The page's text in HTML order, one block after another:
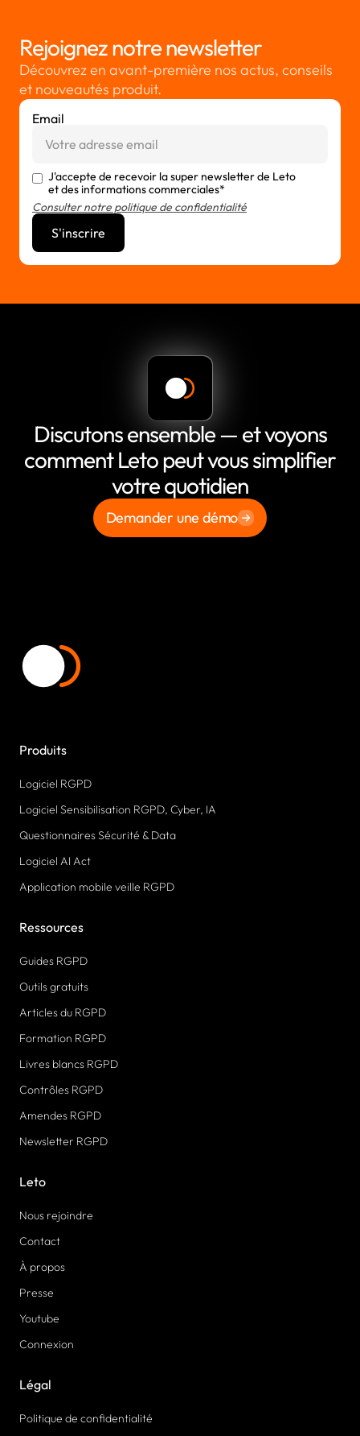
Rejoignez notre newsletter
Découvrez en avant-première nos actus, conseils
et nouveautés produit.
Email
J'accepte de recevoir la super newsletter de Leto
et des informations commerciales*
Consulter notre politique de confidentialité
Discutons ensemble — et voyons
comment Leto peut vous simplifier
votre quotidien
Demander une démo
Produits
Logiciel RGPD
Logiciel Sensibilisation RGPD, Cyber, IA
Questionnaires Sécurité & Data
Logiciel AI Act
Application mobile veille RGPD
Ressources
Guides RGPD
Outils gratuits
Articles du RGPD
Formation RGPD
Livres blancs RGPD
Contrôles RGPD
Amendes RGPD
Newsletter RGPD
Leto
Nous rejoindre
Contact
À propos
Presse
Youtube
Connexion
Légal
Politique de confidentialité